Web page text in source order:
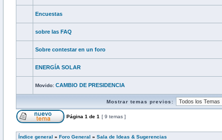
Encuestas
sobre las FAQ
Sobre contestar en un foro
ENERGÍA SOLAR
Movido: CAMBIO DE PRESIDENCIA
Mostrar temas previos:
Página 1 de 1 [ 9 temas ]
Índice general » Foro General » Sala de Ideas & Sugerencias